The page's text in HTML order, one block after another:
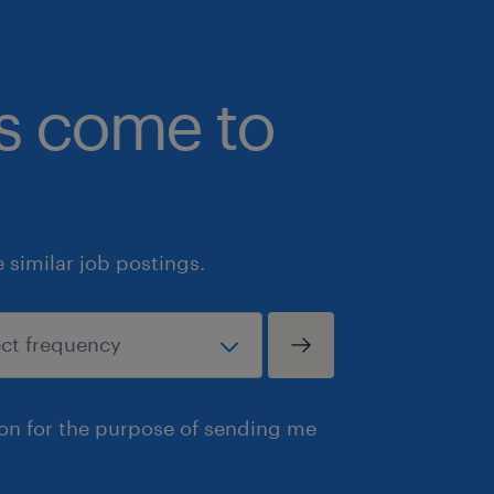
Randstad Canada s'engage à
représentative de toutes les
engageons en conséquence à
des stratégies pour promouvoir
l'inclusion dans toutes nos sphères
politiques, pratiques et systèmes
de vie de notre main-d'œuvre, y
recrutement, de la rétention et de
individu. En plus de notre profond
des principes des droits de la
come to
similar job postings.
for the purpose of sending me